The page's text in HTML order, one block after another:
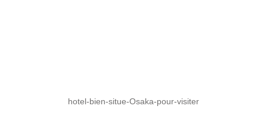
hotel-bien-situe-Osaka-pour-visiter